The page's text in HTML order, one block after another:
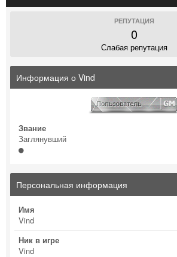
РЕПУТАЦИЯ
0
Слабая репутация
Информация о Vind
Звание
Заглянувший
Персональная информация
Имя
Vind
Ник в игре
Vind